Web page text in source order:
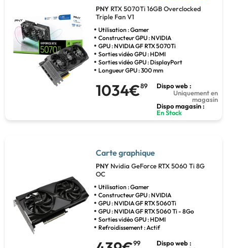
PNY RTX 5070Ti 16GB Overclocked
Triple Fan V1
Utilisation : Gamer
Constructeur GPU : NVIDIA
GPU : NVIDIA GF RTX 5070Ti
Sorties vidéo GPU : HDMI
Sorties vidéo GPU : DisplayPort
Longueur GPU : 300 mm
1034€89
Dispo web :
Uniquement en
magasin
Dispo magasin :
En Stock
Carte graphique
PNY Nvidia GeForce RTX 5060 Ti 8G
OC
Utilisation : Gamer
Constructeur GPU : NVIDIA
GPU : NVIDIA GF RTX 5060Ti
GPU : NVIDIA GF RTX 5060 Ti - 8Go
Sorties vidéo GPU : HDMI
Refroidissement : Actif
99 Dispo web :